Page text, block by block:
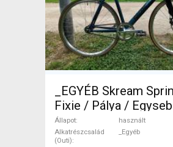
_EGYÉB Skream
Fixie / Pálya /
tárcsafék használt
Állapot
használt
Alkatrészcsalád
(Outi)
_Egyéb